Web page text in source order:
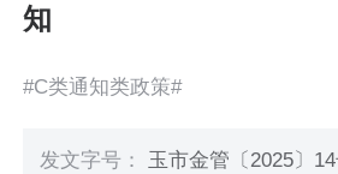
知
#C类通知类政策#
发文字号： 玉市金管〔2025〕